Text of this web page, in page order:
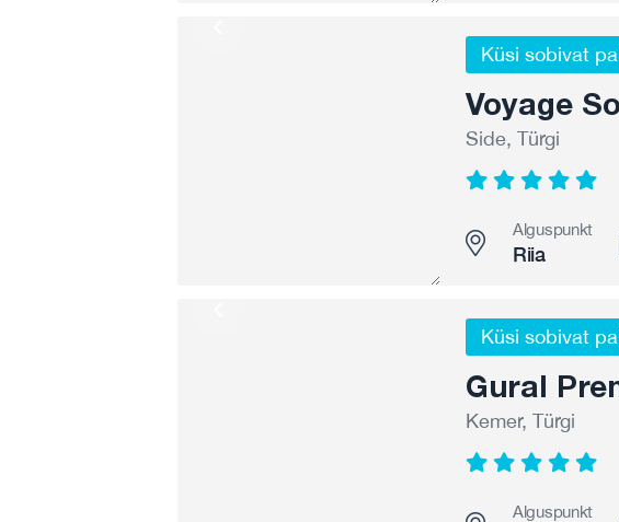
Küsi sobivat
Voyage
Side, Türgi
Alguspunkt
Riia
Küsi sobivat
Gural
Kemer, Türgi
Alguspunkt